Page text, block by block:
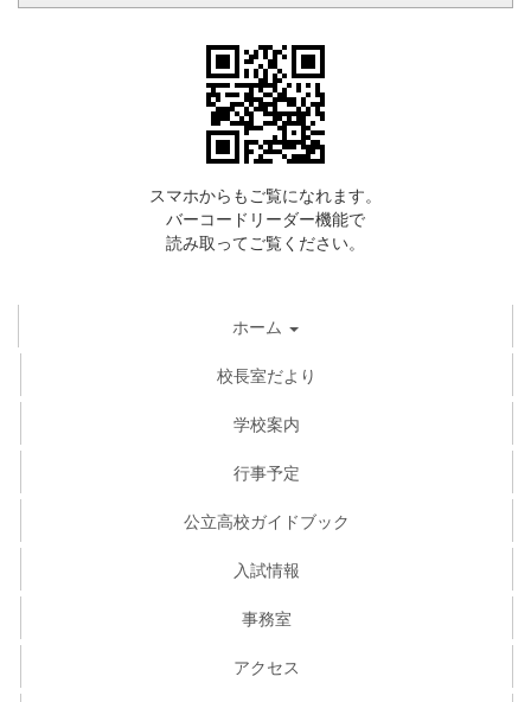
スマホからもご覧になれます。
バーコードリーダー機能で
読み取ってご覧ください。
ホーム
校長室だより
学校案内
行事予定
公立高校ガイドブック
入試情報
事務室
アクセス